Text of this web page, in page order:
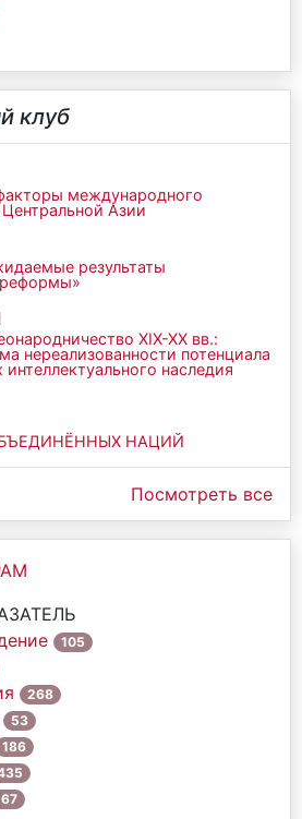
клуб
международного
Азии
результаты
реформы»
ХIХ-ХХ вв.:
нереализованности потенциала
интеллектуального наследия
НАЦИЙ
Посмотреть все
105
268
53
186